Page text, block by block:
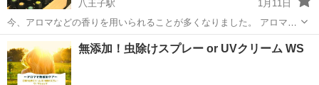
八王子駅
1月11日
今、アロマなどの香りを用いられることが多くなりました。 アロマ
（香りがするもの） なら何でもいい、というわけではありません。
用途によって選ぶアロマも変わってきます。 本講座では、 アロマと
は、使い方、取...
東京 八王子市 八王子駅 アロマ 色彩検定
無添加！虫除けスプレー or UVクリーム WS